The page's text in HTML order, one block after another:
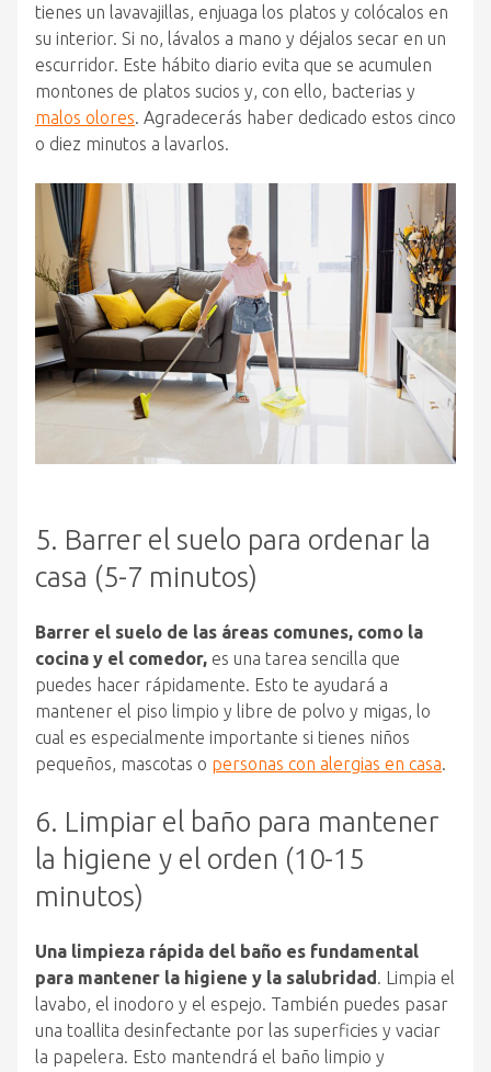
tienes un lavavajillas, enjuaga los platos y colócalos en
su interior. Si no, lávalos a mano y déjalos secar en un
escurridor. Este hábito diario evita que se acumulen
montones de platos sucios y, con ello, bacterias y
malos olores. Agradecerás haber dedicado estos cinco
o diez minutos a lavarlos.
5. Barrer el suelo para ordenar la
casa (5-7 minutos)
Barrer el suelo de las áreas comunes, como la
cocina y el comedor, es una tarea sencilla que
puedes hacer rápidamente. Esto te ayudará a
mantener el piso limpio y libre de polvo y migas, lo
cual es especialmente importante si tienes niños
pequeños, mascotas o personas con alergias en casa.
6. Limpiar el baño para mantener
la higiene y el orden (10-15
minutos)
Una limpieza rápida del baño es fundamental
para mantener la higiene y la salubridad. Limpia el
lavabo, el inodoro y el espejo. También puedes pasar
una toallita desinfectante por las superficies y vaciar
la papelera. Esto mantendrá el baño limpio y